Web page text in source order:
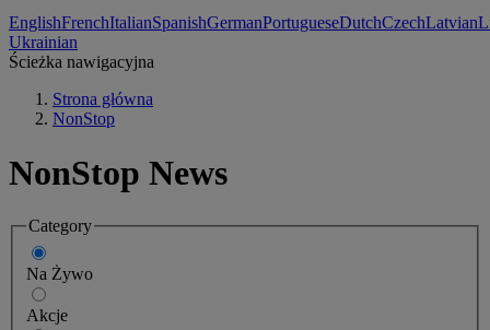
EnglishFrenchItalianSpanishGermanPortugueseDutchCzechLatvian
Ukrainian
Ścieżka nawigacyjna
Strona główna
NonStop
NonStop News
Category
Na Żywo
Akcje